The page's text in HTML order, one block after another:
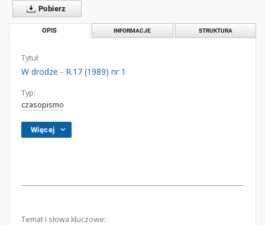
Pobierz
OPIS INFORMACJE STRUKTURA
Tytuł:
W drodze - R.17 (1989) nr 1
Typ:
czasopismo
Więcej
Temat i słowa kluczowe: